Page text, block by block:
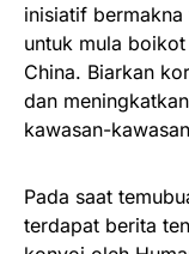
inisiatif
untuk mula
China. Biarkan
dan
kawasan-
Pada saat
terdapat berita